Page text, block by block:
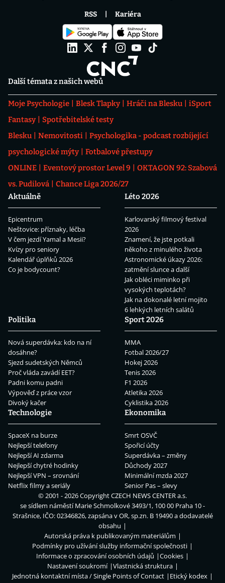
Další témata z našich webů
Moje Psychologie Blesk Tlapky Hráči na Blesku
iSport
Fantasy
Spotřebitelské testy
Blesku
Nemovitosti
Psychologika - podcast rozbíjející
psychologické mýty
Fotbalové přestupy
ONLINE
Eventový prostor Level 9
OKTAGON 92: Szabová
vs. Pudilová
Chance Liga 2026/27
Aktuálně
Epicentrum
Neštovice: příznaky, léčba
V čem jezdí Yamal a Mesii?
Kvízy pro seniory
Kalendář úplňků 2026
Co je bodycount?
Léto 2026
Karlovarský filmový festival
2026
Znamení, že jste potkali
někoho z minulého života
Astronomické úkazy 2026:
zatmění slunce a další
Jak obléci miminko při
vysokých teplotách?
Jak na dokonalé letní mojito
6 lehkých letních salátů
Politika
Nová superdávka: kdo na ní
dosáhne?
Sjezd sudetských Němců
Proč vláda zavádí EET?
Padni komu padni
Výpověď z práce vzor
Divoký kačer
Sport 2026
MMA
Fotbal 2026/27
Hokej 2026
Tenis 2026
F1 2026
Atletika 2026
Cyklistika 2026
Technologie
SpaceX na burze
Nejlepší telefony
Nejlepší AI zdarma
Nejlepší chytré hodinky
Nejlepší VPN – srovnání
Netflix filmy a seriály
Ekonomika
Smrt OSVČ
Spořicí účty
Superdávka – změny
Důchody 2027
Minimální mzda 2027
Senior Pas – slevy
RSS Kariéra
© 2001 - 2026 CopyrightCZECH NEWS CENTER a.s.
se sídlem náměstí Marie Schmolkové 3493/1, 100 00 Praha 10 -
Strašnice, IČO: 02346826, zapsána v OR, sp.zn. B 19490 a dodavatelé
obsahu
Autorská práva k publikovaným materiálům
Podmínky pro užívání služby informační společnosti
Informace o zpracování osobních údajů
Cookies
Nastavení soukromí
Vlastnická struktura
Jednotná kontaktní místa / Single Points of Contact
Etický kodex